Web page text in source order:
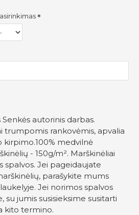
Senkės autorinis darbas.
trumpomis rankovėmis, apvalia
kirpimo.100% medvilnė
- 150g/m². Marškinėliai
spalvos. Jei pageidaujate
parašykite mums
Jei norimos spalvos
su jumis susisieksime susitarti
kito termino.